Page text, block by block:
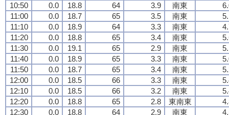
10:50
0.0 18.8 64 3.9 南東
11:00
0.0 18.7 65 3.5 南東
11:10
0.0 18.9 64 3.3 南東
11:20
0.0 18.8 65 3.4 南東
11:30
0.0 19.1 65 2.9 南東
11:40
0.0 18.9 65 3.3 南東
11:50
0.0 18.7 65 3.4 南東
12:00
0.0 18.5 66 3.3 南東
12:10
0.0 18.5 66 3.2 南東
12:20
0.0 18.8 65 2.8 東南東
12:30
0.0 18.8 64 2.9 南東